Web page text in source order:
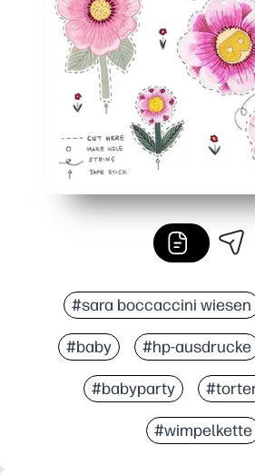
#sara boccaccini wiesen
#baby #hp-ausdrucke
#babyparty
#wimpelkette